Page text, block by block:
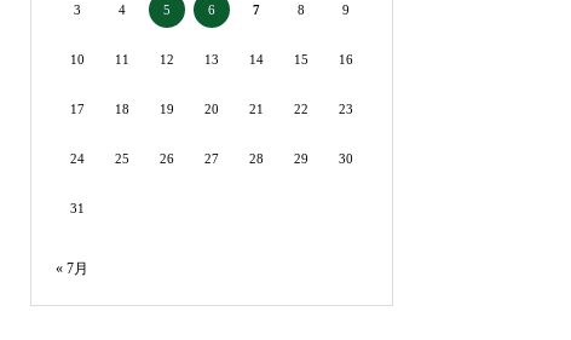
3 4 5 6 7 8 9
10 11 12 13 14 15 16
17 18 19 20 21 22 23
24 25 26 27 28 29 30
31
« 7月